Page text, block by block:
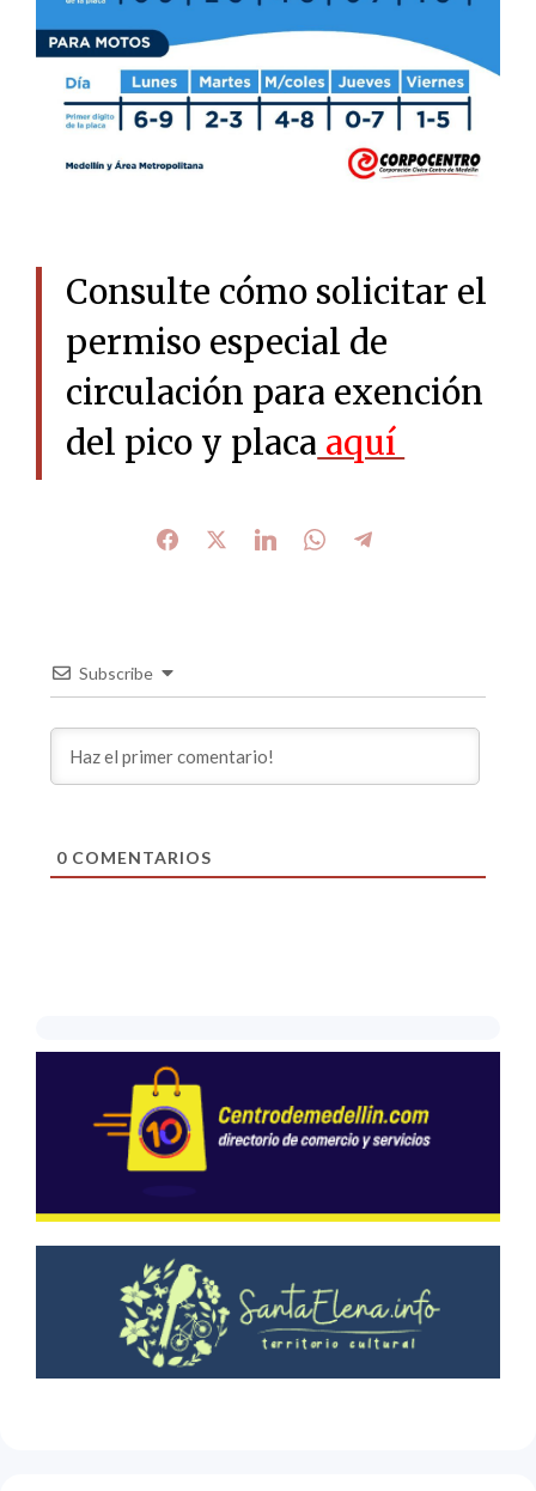
Consulte cómo solicitar el
permiso especial de
circulación para exención
del pico y placa aquí
Subscribe
0COMENTARIOS